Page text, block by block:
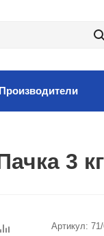
Производители
3
Артикул: